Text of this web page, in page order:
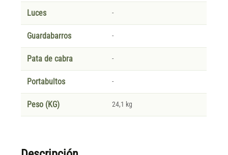
Luces -
Guardabarros -
Pata de cabra -
Portabultos -
Peso (KG) 24,1 kg